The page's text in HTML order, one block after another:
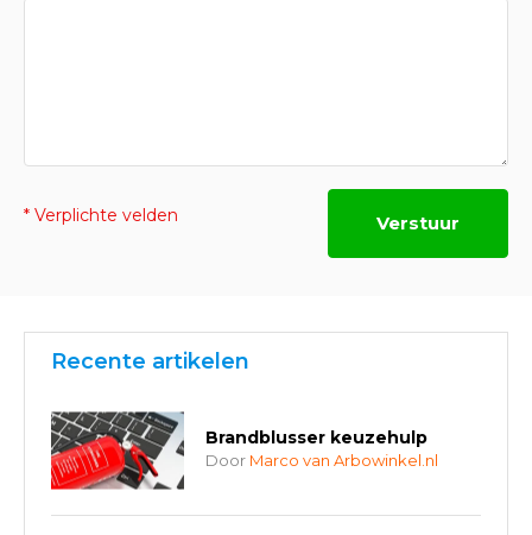
* Verplichte velden Verstuur
Recente artikelen
Brandblusser keuzehulp
Door Marco van Arbowinkel.nl